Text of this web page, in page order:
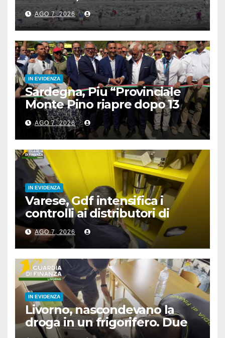
turismo
AGO 7, 2026
IN EVIDENZA
Sardegna, Piu “Provinciale
Monte Pino riapre dopo 13
anni, opera fondamentale”
AGO 7, 2026
IN EVIDENZA
Varese, Gdf intensifica i
controlli ai distributori di
carburante, 6 multati
AGO 7, 2026
IN EVIDENZA
Livorno, nascondevano la
droga in un frigorifero. Due
arresti